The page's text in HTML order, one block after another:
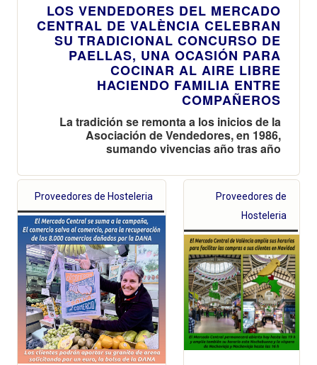
LOS VENDEDORES DEL MERCADO
CENTRAL DE VALÈNCIA CELEBRAN
SU TRADICIONAL CONCURSO DE
PAELLAS, UNA OCASIÓN PARA
COCINAR AL AIRE LIBRE
HACIENDO FAMILIA ENTRE
COMPAÑEROS
La tradición se remonta a los inicios de la
Asociación de Vendedores, en 1986,
sumando vivencias año tras año
Proveedores de Hosteleria
Proveedores de
Hosteleria